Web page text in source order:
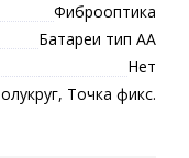
Фиброоптика
Батареи тип АА
Нет
Точка фикс.